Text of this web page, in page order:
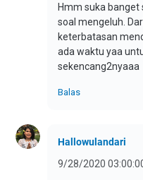
Hmm suka
soal mengeluh.
keterbatasan
ada waktu yaa
sekencang2nyaaa
Balas
Hallowulandari
9/28/2020